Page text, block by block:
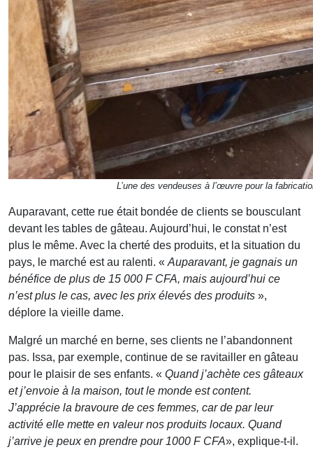
L’une des vendeuses à l’œuvre pour la
Auparavant, cette rue était bondée de clients se bousculant
devant les tables de gâteau. Aujourd’hui, le constat n’est
plus le même. Avec la cherté des produits, et la situation du
pays, le marché est au ralenti. « Auparavant, je gagnais un
bénéfice de plus de 15 000 F CFA, mais aujourd’hui ce
n’est plus le cas, avec les prix élevés des produits »,
déplore la vieille dame.
Malgré un marché en berne, ses clients ne l’abandonnent
pas. Issa, par exemple, continue de se ravitailler en gâteau
pour le plaisir de ses enfants. « Quand j’achète ces gâteaux
et j’envoie à la maison, tout le monde est content.
J’apprécie la bravoure de ces femmes, car de par leur
activité elle mette en valeur nos produits locaux. Quand
j’arrive je peux en prendre pour 1000 F CFA», explique-t-il.